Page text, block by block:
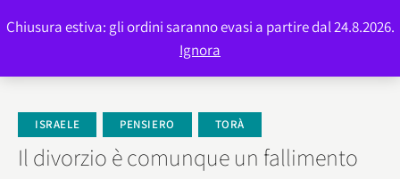
ISRAELE PENSIERO TORÀ
Il divorzio è comunque un fallimento
Chiusura estiva: gli ordini saranno evasi a partire dal 24.8.2026.
Ignora